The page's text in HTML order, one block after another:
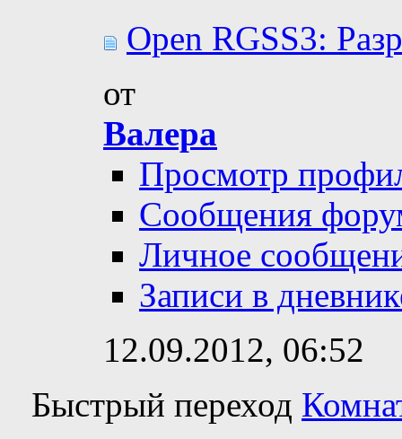
Open RGSS3:
от
Валера
Просмотр
Сообщения
Личное
Записи в
12.09.2012, 06:52
Быстрый переход